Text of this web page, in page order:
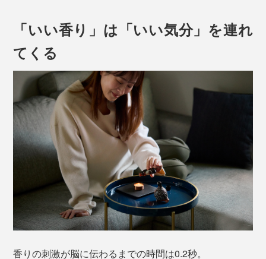
「いい香り」は「いい気分」を連れ
てくる
香りの刺激が脳に伝わるまでの時間は0.2秒。